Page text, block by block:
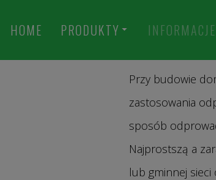
HOME PRODUKTY INFORMACJE
Przy budowie
zastosowania
sposób
Najprostszą a
lub gminnej sieci